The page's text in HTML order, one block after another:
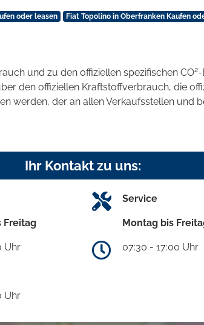
oder leasen Fiat Topolino in Oberfranken Kaufen
und zu den offiziellen spezifischen CO2-
den offiziellen Kraftstoffverbrauch, die
werden, der an allen Verkaufsstellen und
Ihr Kontakt zu uns:
Freitag
Uhr
Uhr
Service
Montag bis
07:30 - 17:00 Uhr